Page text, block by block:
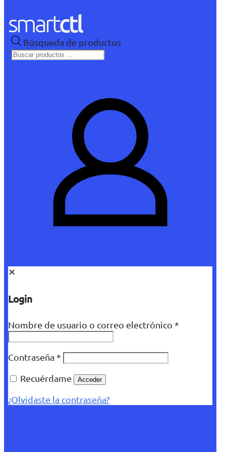
Búsqueda de productos
✕
Login
Nombre de usuario o correo electrónico *
Contraseña *
Recuérdame
Acceder
¿Olvidaste la contraseña?